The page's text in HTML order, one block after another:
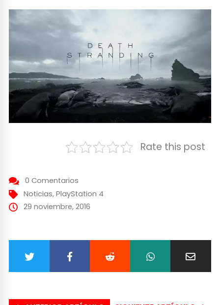
Rate this post
0 Comentarios
Noticias, PlayStation 4
29 noviembre, 2016